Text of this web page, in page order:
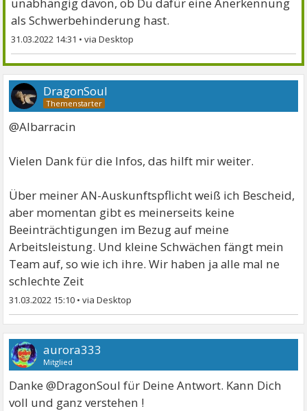
als Schwerbehinderung hast.
31.03.2022 14:31 •
DragonSoul
@Albarracin
Vielen Dank für die Infos, das hilft mir weiter.
Über meiner AN-Auskunftspflicht weiß ich Bescheid,
aber momentan gibt es meinerseits keine
Beeinträchtigungen im Bezug auf meine
Arbeitsleistung. Und kleine Schwächen fängt mein
Team auf, so wie ich ihre. Wir haben ja alle mal ne
schlechte Zeit
31.03.2022 15:10 •
aurora333
Mitglied
Danke @DragonSoul für Deine Antwort. Kann Dich
voll und ganz verstehen !